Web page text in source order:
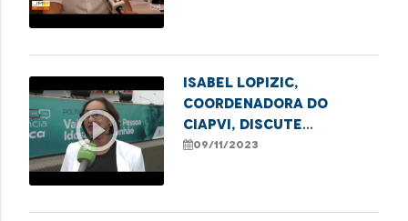
play_circle_outline
Isabel Lopizic,
coordenadora do
CIAPVI, discute
violência contra
09/11/2023